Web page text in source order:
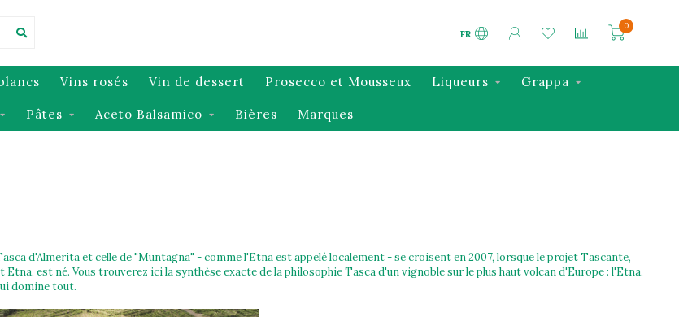
FR
0
Vins rosés Vin de dessert Prosecco et Mousseux Liqueurs Grappa
Pâtes Aceto Balsamico Bières Marques
d'Almerita et celle de "Muntagna" - comme l'Etna est appelé localement - se croisent en 2007, lorsque le projet Tascante,
est né. Vous trouverez ici la synthèse exacte de la philosophie Tasca d'un vignoble sur le plus haut volcan d'Europe : l'Etna,
domine tout.